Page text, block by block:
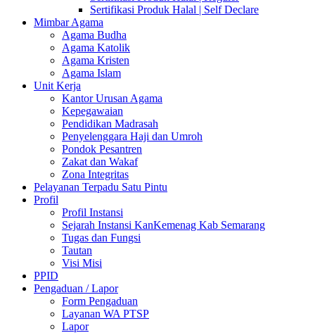
Sertifikasi Produk Halal | Self Declare
Mimbar Agama
Agama Budha
Agama Katolik
Agama Kristen
Agama Islam
Unit Kerja
Kantor Urusan Agama
Kepegawaian
Pendidikan Madrasah
Penyelenggara Haji dan Umroh
Pondok Pesantren
Zakat dan Wakaf
Zona Integritas
Pelayanan Terpadu Satu Pintu
Profil
Profil Instansi
Sejarah Instansi KanKemenag Kab Semarang
Tugas dan Fungsi
Tautan
Visi Misi
PPID
Pengaduan / Lapor
Form Pengaduan
Layanan WA PTSP
Lapor